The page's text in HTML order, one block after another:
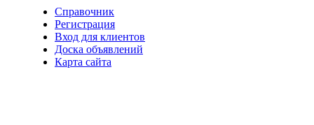
Справочник
Регистрация
Вход для клиентов
Доска объявлений
Карта сайта